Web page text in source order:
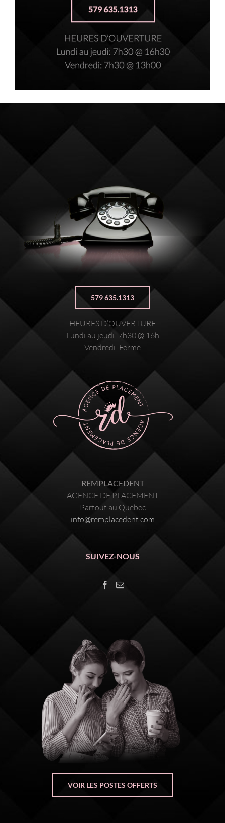
579 635.1313
HEURES D’OUVERTURE
Lundi au jeudi: 7h30 @ 16h
Vendredi: Fermé
REMPLACEDENT
AGENCE DE PLACEMENT
Partout au Québec
info@remplacedent.com
SUIVEZ-NOUS
VOIR LES POSTES OFFERTS